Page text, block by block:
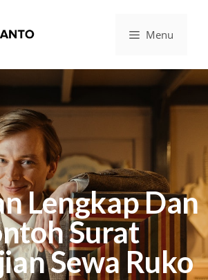
Menu
Lengkap Dan
Surat
Sewa Ruko